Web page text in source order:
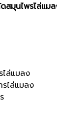
มุนไพรไล่แม
ไล่แมลง
ไล่แมลง